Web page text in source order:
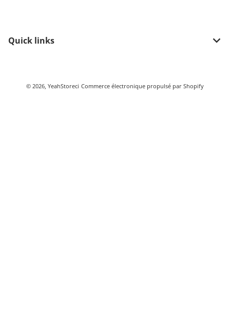
Quick links
© 2026, YeahStoreci Commerce électronique propulsé par Shopify